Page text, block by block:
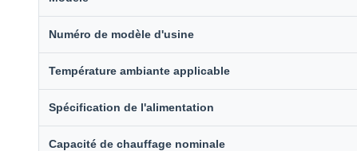
Numéro de modèle d'usine
Température ambiante applicable
Spécification de l'alimentation
Capacité de chauffage nominale